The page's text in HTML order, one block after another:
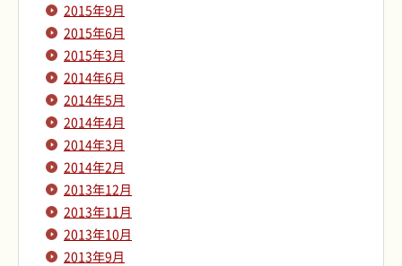
2015年9月
2015年6月
2015年3月
2014年6月
2014年5月
2014年4月
2014年3月
2014年2月
2013年12月
2013年11月
2013年10月
2013年9月